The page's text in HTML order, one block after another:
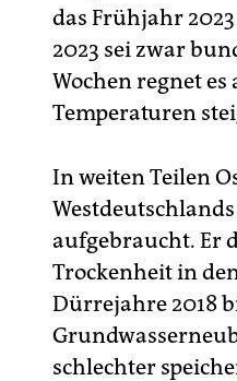
das Frühjahr
2023 sei zwar
Wochen regnet
Temperaturen
In weiten Teilen
aufgebraucht. Er
Trockenheit in
Dürrejahre 2018
schlechter